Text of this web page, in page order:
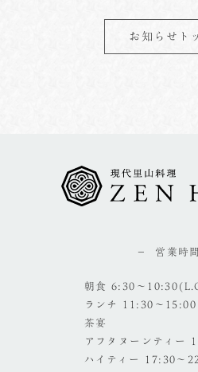
お知らせト
営業時間
朝食 6:30～
ランチ 11:30～
茶宴
アフタヌーンティー
ハイティー 17:30～